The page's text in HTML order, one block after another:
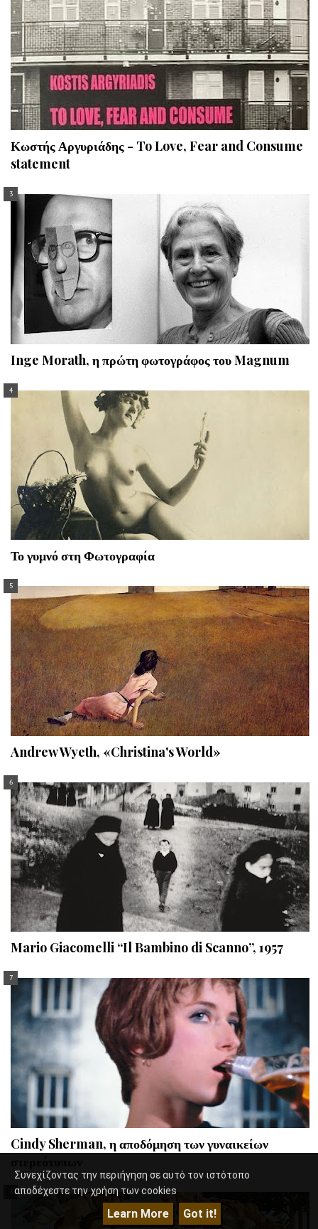
Κωστής Αργυριάδης - To Love, Fear and Consume
statement
Inge Morath, η πρώτη φωτογράφος του Magnum
Το γυμνό στη Φωτογραφία
Andrew Wyeth, «Christina's World»
Mario Giacomelli “Il Bambino di Scanno”, 1957
Cindy Sherman, η αποδόμηση των γυναικείων
Συνεχίζοντας την περιήγηση σε αυτό τον ιστότοπο
αποδέχεστε την χρήση των cookies
Learn More Got it!